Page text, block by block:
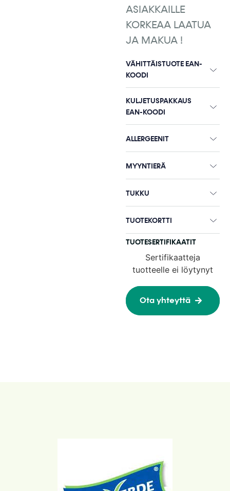
ASIAKKAILLE
KORKEAA LAATUA
JA MAKUA !
VÄHITTÄISTUOTE EAN-
KOODI
KULJETUSPAKKAUS
EAN-KOODI
ALLERGEENIT
MYYNTIERÄ
TUKKU
TUOTEKORTTI
TUOTESERTIFIKAATIT
Sertifikaatteja
tuotteelle ei löytynyt
Ota yhteyttä